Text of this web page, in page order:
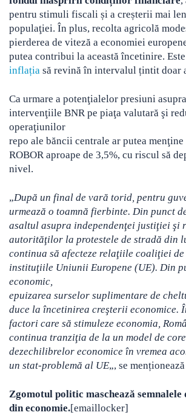
pentru stimuli fiscali și a creșterii mai
populaţiei. În plus, recolta agricolă
pierderea de viteză a economiei
putea contribui la această încetinire.
inflația să revină în intervalul țintit doar
Ca urmare a potenţialelor presiuni
intervenţiile BNR pe piaţa valutară şi
operaţiunilor
repo ale băncii centrale ar putea
ROBOR aproape de 3,5%, cu riscul să
nivel.
„După un final de vară torid, pentru
urmează o toamnă fierbinte. Din punct
asaltul asupra independenţei justiţiei şi
autorităţilor la protestele de stradă din
continua să afecteze relaţiile coaliţiei de
instituţiile Uniunii Europene (UE). Din
economic,
epuizarea surselor suplimentare de
duce la încetinirea creşterii economice.
factori care să stimuleze economia,
continua tranziţia de la un model de
dezechilibrelor economice în vremea
un stat-problemă al UE„, se
Zgomotul politic maschează semnalele
din economie.[emaillocker]